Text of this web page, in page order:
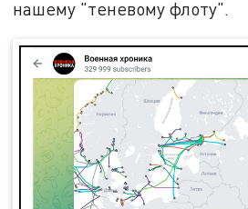
нашему "теневому флоту".